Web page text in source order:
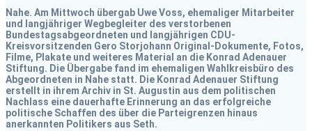
Nahe. Am Mittwoch übergab Uwe Voss, ehemaliger Mitarbeiter
und langjähriger Wegbegleiter des verstorbenen
Bundestagsabgeordneten und langjährigen CDU-
Kreisvorsitzenden Gero Storjohann Original-Dokumente, Fotos,
Filme, Plakate und weiteres Material an die Konrad Adenauer
Stiftung. Die Übergabe fand im ehemaligen Wahlkreisbüro des
Abgeordneten in Nahe statt. Die Konrad Adenauer Stiftung
erstellt in ihrem Archiv in St. Augustin aus dem politischen
Nachlass eine dauerhafte Erinnerung an das erfolgreiche
politische Schaffen des über die Parteigrenzen hinaus
anerkannten Politikers aus Seth.